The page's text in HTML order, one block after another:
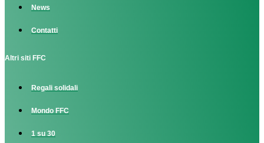
News
Contatti
Altri siti FFC
Regali solidali
Mondo FFC
1 su 30